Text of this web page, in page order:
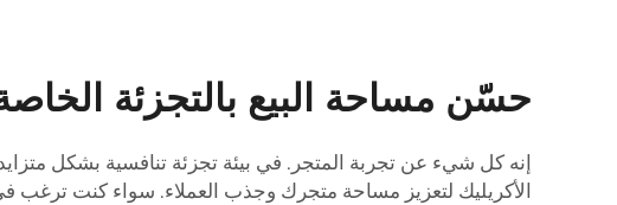
حسّن مساحة البيع بالتجزئة
إنه كل شيء عن تجربة المتجر. في بيئة تجزئة تنافسية بشكل
الأكريليك لتعزيز مساحة متجرك وجذب العملاء. سواء كنت ترغب